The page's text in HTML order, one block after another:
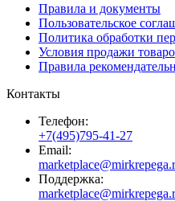
Правила и документы
Пользовательское
Политика обработки
Условия продажи
Правила
Контакты
Телефон:
+7(495)795-41-27
Email:
Поддержка: